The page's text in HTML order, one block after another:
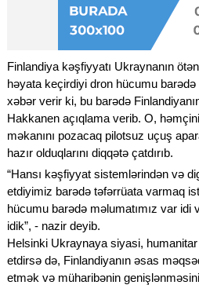
Finlandiya kəşfiyyatı Ukraynanın
həyata keçirdiyi dron hücumu barədə
xəbər verir ki, bu barədə
Hakkanen açıqlama verib. O,
məkanını pozacaq pilotsuz uçuş
hazır olduqlarını diqqətə çatdırıb.
“Hansı kəşfiyyat sistemlərindən və
etdiyimiz barədə təfərrüata varmaq
hücumu barədə məlumatımız var idi
idik”, - nazir deyib.
Helsinki Ukraynaya siyasi,
etdirsə də, Finlandiyanın əsas
etmək və müharibənin